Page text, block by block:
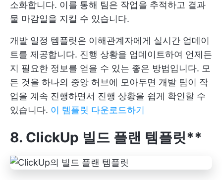
소화합니다. 이를 통해 팀은 작업을 추적하고 결과
물 마감일을 지킬 수 있습니다.
개발 일정 템플릿은 이해관계자에게 실시간 업데이
트를 제공합니다. 진행 상황을 업데이트하여 언제든
지 필요한 정보를 얻을 수 있는 좋은 방법입니다. 모
든 것을 하나의 중앙 허브에 모아두면 개발 팀이 작
업을 계속 진행하면서 진행 상황을 쉽게 확인할 수
있습니다. 이 템플릿 다운로드하기
8. ClickUp 빌드 플랜 템플릿**